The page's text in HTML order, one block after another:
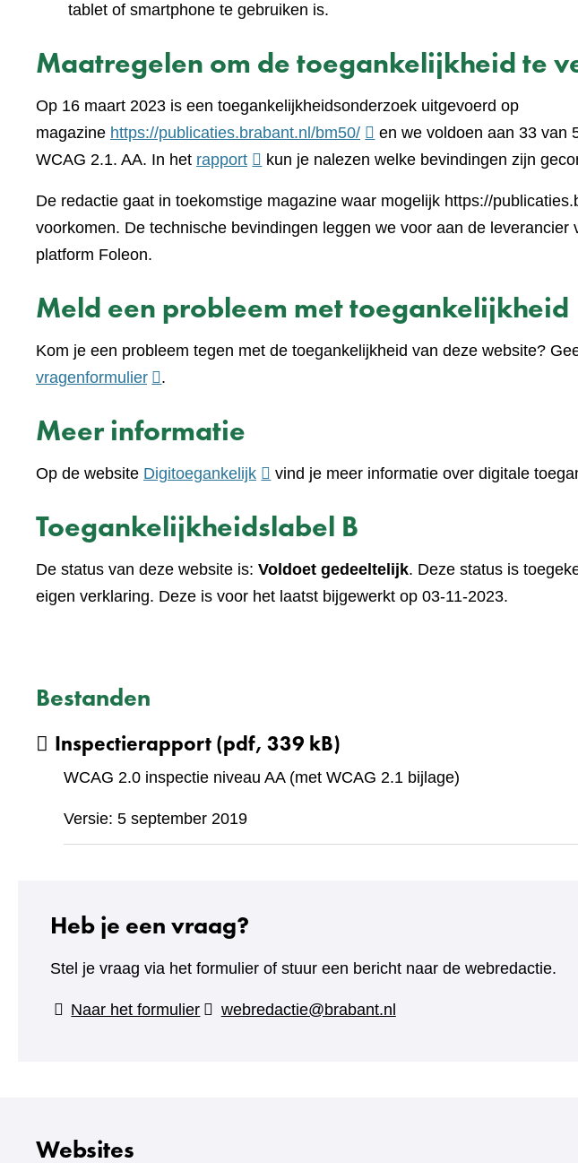
tablet of smartphone te gebruiken is.
Maatregelen om de toegankelijkheid te
Op 16 maart 2023 is een toegankelijkheidsonderzoek uitgevoerd op
magazine https://publicaties.brabant.nl/bm50/(verwijst
naar
andere
en we voldoen aan 33 van
WCAG 2.1. AA. In het rapport(verwijst
een
andere
kun je nalezen welke bevindingen zijn
De redactie gaat in toekomstige magazine waar mogelijk https://
voorkomen. De technische bevindingen leggen we voor aan de leverancier
platform Foleon.
Meld een probleem met toegankelijkheid
Kom je een probleem tegen met de toegankelijkheid van deze website?
vragenformulier(verwijst
een
website)
.
Meer informatie
Op de website Digitoegankelijk(verwijst
een
website)
vind je meer informatie over digitale
Toegankelijkheidslabel B
De status van deze website is: Voldoet gedeeltelijk. Deze status is
eigen verklaring. Deze is voor het laatst bijgewerkt op 03-11-2023.
Bestanden
Inspectierapport(pdf, 339 kB)
WCAG 2.0 inspectie niveau AA (met WCAG 2.1 bijlage)
Versie: 5 september 2019
Heb je een vraag?
Stel je vraag via het formulier of stuur een bericht naar de webredactie.
Naar het formulier(verwijst
webredactie@brabant.nl
Websites